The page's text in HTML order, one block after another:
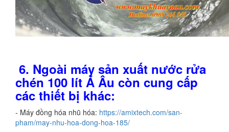
6. Ngoài máy sản xuất nước rửa
chén 100 lít Á Âu còn cung cấp
các thiết bị khác:
- Máy đồng hóa nhũ hóa: https://amixtech.com/san-
pham/may-nhu-hoa-dong-hoa-185/